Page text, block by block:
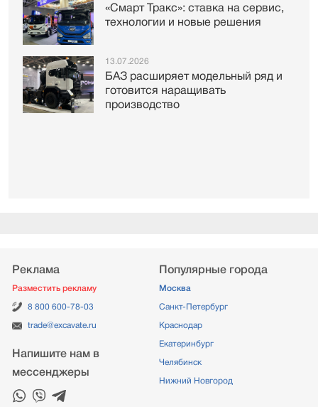
«Смарт Тракс»: ставка на сервис,
технологии и новые решения
13.07.2026
БАЗ расширяет модельный ряд и
готовится наращивать
производство
Реклама
Разместить рекламу
8 800 600-78-03
trade@excavate.ru
Напишите нам в
мессенджеры
Популярные города
Москва
Санкт-Петербург
Краснодар
Екатеринбург
Челябинск
Нижний Новгород